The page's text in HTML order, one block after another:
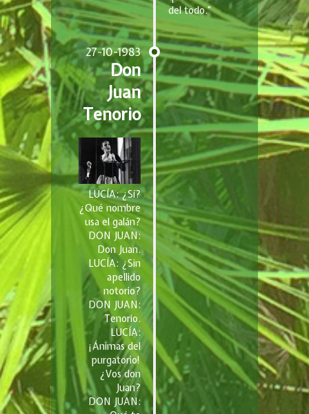
del todo.”
27-10-1983
Don
Juan
Tenorio
LUCÍA: ¿Sí?
¿Qué nombre
usa el galán?
DON JUAN:
Don Juan.
LUCÍA: ¿Sin
apellido
notorio?
DON JUAN:
Tenorio.
LUCÍA:
¡Ánimas del
purgatorio!
¿Vos don
Juan?
DON JUAN: